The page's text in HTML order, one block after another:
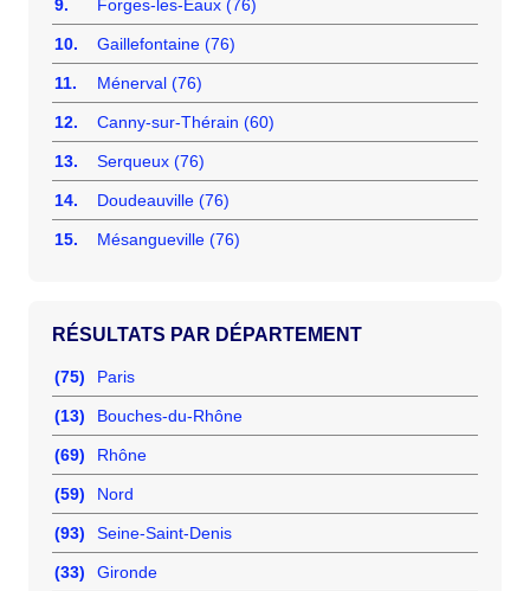
9. Forges-les-Eaux (76)
10. Gaillefontaine (76)
11. Ménerval (76)
12. Canny-sur-Thérain (60)
13. Serqueux (76)
14. Doudeauville (76)
15. Mésangueville (76)
RÉSULTATS PAR DÉPARTEMENT
(75) Paris
(13) Bouches-du-Rhône
(69) Rhône
(59) Nord
(93) Seine-Saint-Denis
(33) Gironde